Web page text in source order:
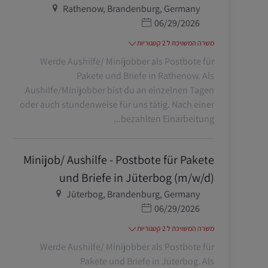
מיקום
Rathenow, Brandenburg, Germany
תאריך פרסום
06/29/2026
משרה המשויכת ל 2 קטגוריות
Werde Aushilfe/ Minijobber als Postbote für
Pakete und Briefe in Rathenow. Als
Aushilfe/Minijobber bist du an einzelnen Tagen
oder auch stundenweise für uns tätig. Nach einer
bezahlten Einarbeitung...
Minijob/ Aushilfe - Postbote für Pakete
und Briefe in Jüterbog (m/w/d)
מיקום
Jüterbog, Brandenburg, Germany
תאריך פרסום
06/29/2026
משרה המשויכת ל 2 קטגוריות
Werde Aushilfe/ Minijobber als Postbote für
Pakete und Briefe in Jüterbog. Als